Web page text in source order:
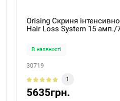
Orising Скриня
Hair Loss System 15 амп./
В наявності
30719
1
5635грн.